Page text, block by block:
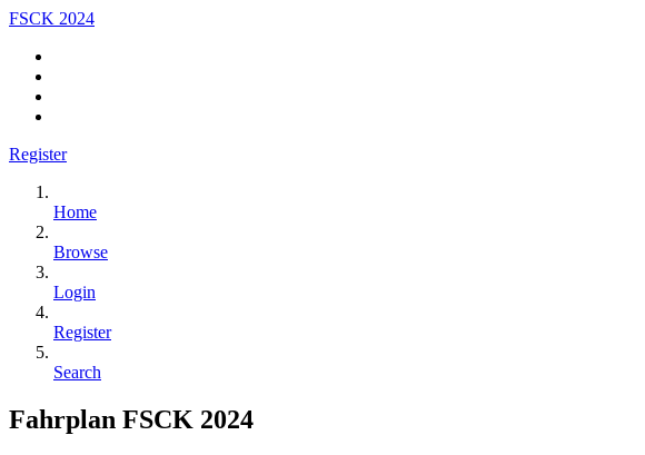
FSCK 2024
Register
Home
Browse
Login
Register
Search
Fahrplan FSCK 2024